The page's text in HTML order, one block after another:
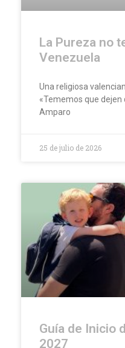
La Pureza no
Venezuela
Una religiosa
«Tememos que dejen
Amparo
25 de julio de 2026
Guía de Inicio
2027